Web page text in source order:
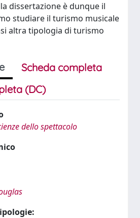
dissertazione è dunque il
studiare il turismo musicale
altra tipologia di turismo
Scheda completa
(DC)
dello spettacolo